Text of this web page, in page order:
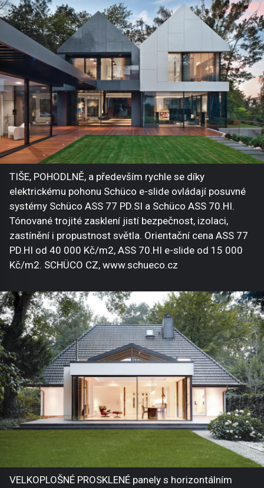
TIŠE, POHODLNĚ, a především rychle se díky
elektrickému pohonu Schüco e-slide ovládají posuvné
systémy Schüco ASS 77 PD.SI a Schüco ASS 70.HI.
Tónované trojité zasklení jistí bezpečnost, izolaci,
zastínění i propustnost světla. Orientační cena ASS 77
PD.HI od 40 000 Kč/m2, ASS 70.HI e-slide od 15 000
Kč/m2. SCHÜCO CZ, www.schueco.cz
VELKOPLOŠNÉ PROSKLENÉ panely s horizontálním